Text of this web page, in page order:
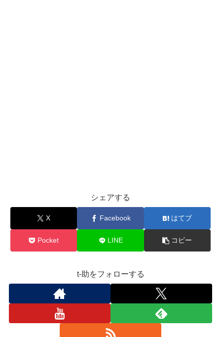
シェアする
X Facebook はてブ
Pocket LINE コピー
t-助をフォローする